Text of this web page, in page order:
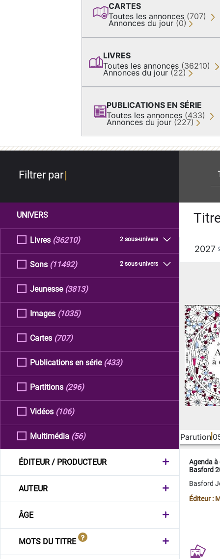
CARTES
Toutes les annonces (707)
Annonces du jour (0)
LIVRES
Toutes les annonces (36210)
Annonces du jour (22)
PUBLICATIONS EN SÉRIE
Toutes les annonces (433)
Annonces du jour (227)
Filtrer par
UNIVERS
Livres 2 sous-univers
(36210)
Sons 2 sous-univers
(11492)
Jeunesse (3813)
Images (1035)
Cartes (707)
Publications en série (433)
Partitions (296)
Vidéos (106)
Multimédia (56)
ÉDITEUR / PRODUCTEUR
AUTEUR
ÂGE
MOTS DU TITRE
2027
Parution
Agenda
Basford
Basford
Éditeur :